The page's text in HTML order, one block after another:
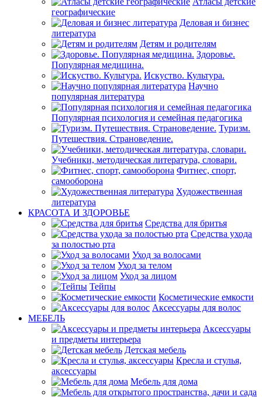
географические
Деловая и бизнес
литература
Детям и родителям
Здоровье.
Популярная медицина.
Искуство. Культура.
Научно
популярная литература
Популярная психология и семейная педагогика
Туризм.
Путешествия. Страноведение.
Учебники, методическая литература, словари.
Фитнес, спорт,
самооборона
Художественная
литература
КРАСОТА И ЗДОРОВЬЕ
Средства для бритья
Средства ухода
за полостью рта
Уход за волосами
Уход за телом
Уход за лицом
Тейпы
Косметические емкости
Аксессуары для волос
МЕБЕЛЬ
Аксессуары
и предметы интерьера
Детская мебель
Кресла и стулья,
аксессуары
Мебель для дома